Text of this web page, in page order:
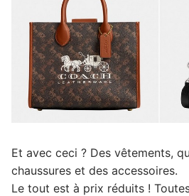
Et avec ceci ? Des vêtements,
chaussures et des accessoires.
Le tout est à prix réduits !